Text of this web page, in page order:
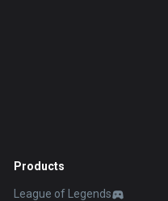
Products
League of Legends